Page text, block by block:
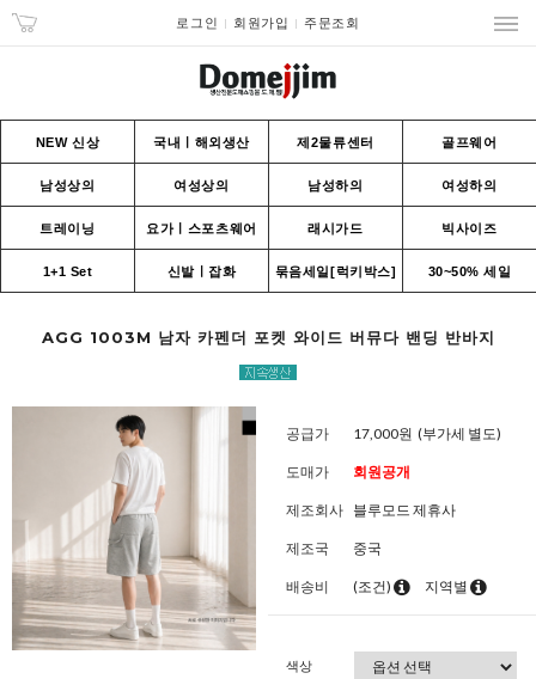
로그인 회원가입 주문조회
NEW 신상 국내ㅣ해외생산 제2물류센터 골프웨어
남성상의 여성상의 남성하의 여성하의
트레이닝 요가ㅣ스포츠웨어 래시가드 빅사이즈
1+1 Set 신발ㅣ잡화 묶음세일[럭키박스] 30~50% 세일
AGG 1003M 남자 카펜더 포켓 와이드 버뮤다 밴딩 반바지
공급가 17,000원 (부가세 별도)
도매가 회원공개
제조회사 블루모드 제휴사
제조국 중국
배송비 (조건) 지역별
색상